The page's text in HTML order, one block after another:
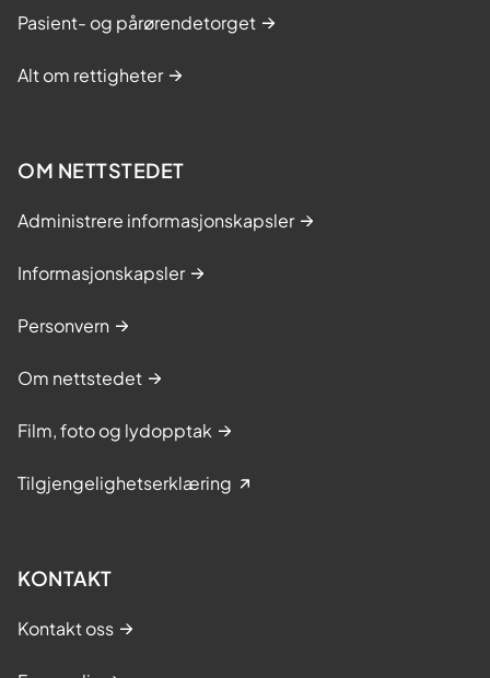
Pasient- og pårørendetorget
Alt om rettigheter
OM NETTSTEDET
Administrere informasjonskapsler
Informasjonskapsler
Personvern
Om nettstedet
Film, foto og lydopptak
Tilgjengelighetserklæring
KONTAKT
Kontakt oss